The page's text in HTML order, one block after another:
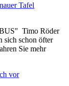
Tafel
Timo Röder
sich schon öfter
Sie mehr
vor